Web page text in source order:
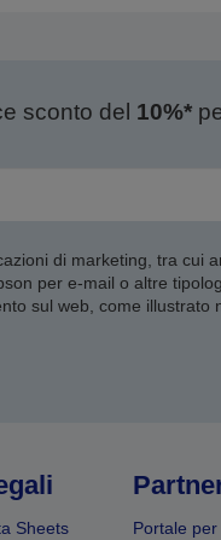
sconto del 10%*
di marketing, tra cui
per e-mail o altre
sul web, come illustrato
Sheets
Portale